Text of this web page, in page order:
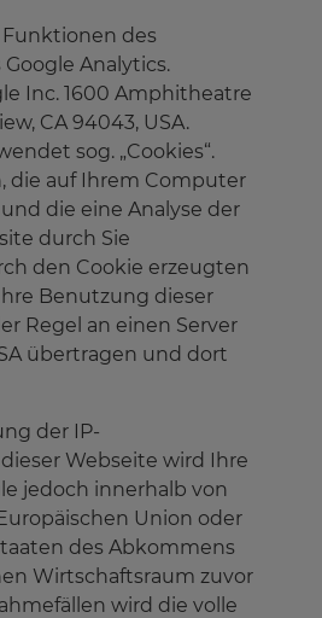
des
Analytics.
Inc. 1600 Amphitheatre
CA 94043, USA.
sog. „Cookies“.
die auf Ihrem Computer
die eine Analyse der
durch Sie
den Cookie erzeugten
Benutzung dieser
Regel an einen Server
übertragen und dort
der IP-
Webseite wird Ihre
jedoch innerhalb von
Union oder
des Abkommens
Wirtschaftsraum zuvor
wird die volle